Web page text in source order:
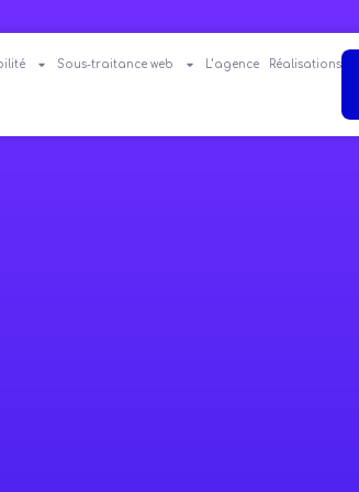
Sous-traitance web L’agence Réalisations